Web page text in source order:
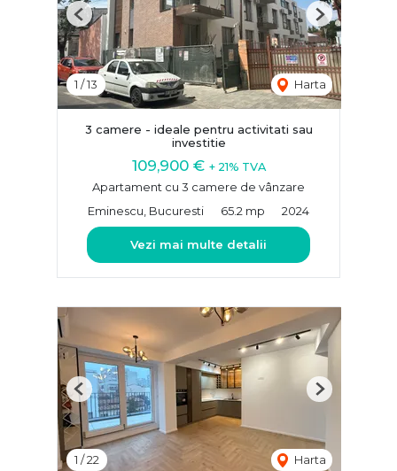
1 /13 Harta
Previous Next
3 camere - ideale pentru activitati sau
investitie
109,900 € + 21% TVA
Apartament cu 3 camere de vânzare
Eminescu, Bucuresti
65.2 mp 2024
Vezi mai multe detalii
1 /22 Harta
Previous Next